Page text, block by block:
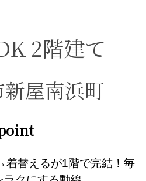
2階建て
屋南浜町
替えるが1階で完結！毎